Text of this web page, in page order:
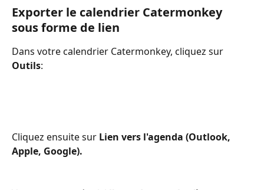
Exporter le calendrier Catermonkey
sous forme de lien
Dans votre calendrier Catermonkey, cliquez sur
Outils:
Cliquez ensuite sur Lien vers l'agenda (Outlook,
Apple, Google).